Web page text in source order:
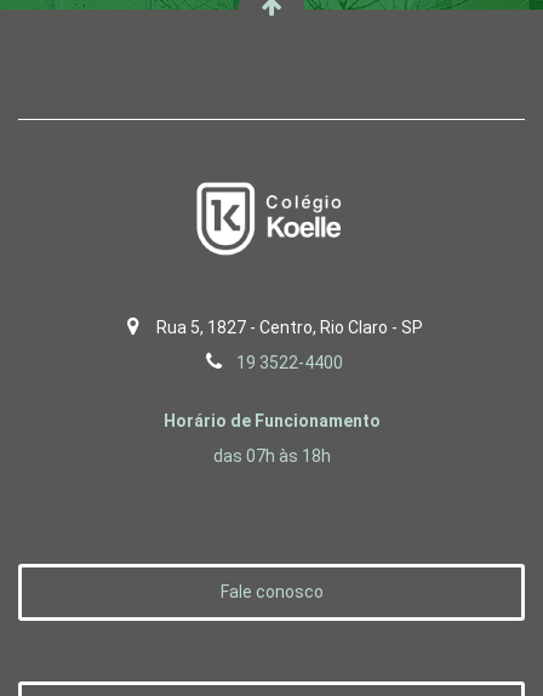
Rua 5, 1827 - Centro, Rio Claro - SP
19 3522-4400
Horário de Funcionamento
das 07h às 18h
Fale conosco